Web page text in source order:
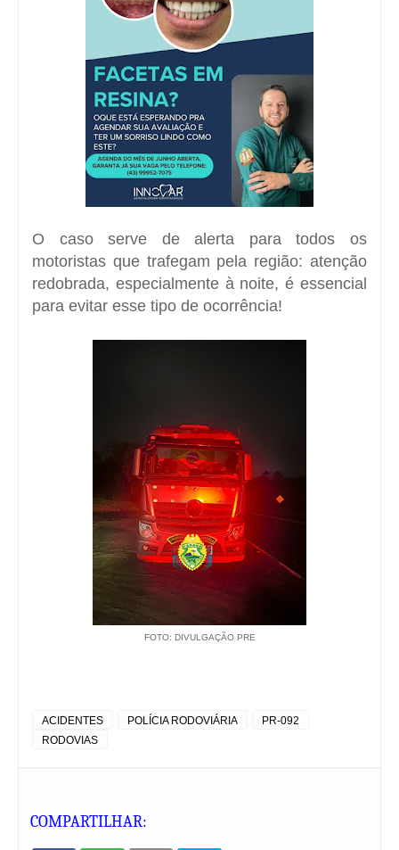
O caso serve de alerta para todos os
motoristas que trafegam pela região: atenção
redobrada, especialmente à noite, é essencial
para evitar esse tipo de ocorrência!
FOTO: DIVULGAÇÃO PRE
ACIDENTES POLÍCIA RODOVIÁRIA
PR-092
RODOVIAS
COMPARTILHAR: